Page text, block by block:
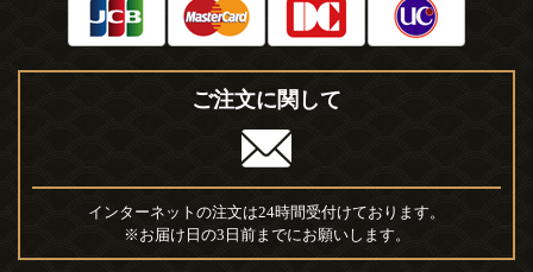
ご注文に関して
インターネットの注文は24時間受付けております。
※お届け日の3日前までにお願いします。